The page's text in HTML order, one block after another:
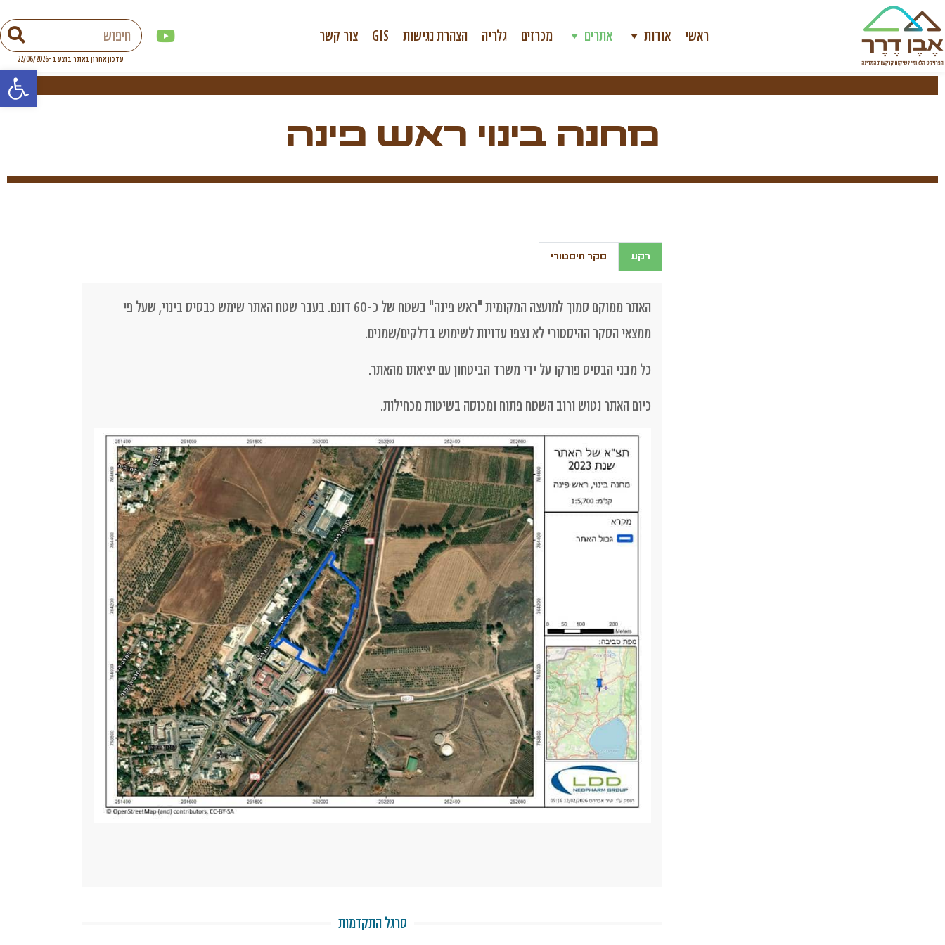
ראשי אודות אתרים מכרזים גלריה הצהרת נגישות GIS צור קשר
מחנה בינוי ראש פינה
רקע סקר היסטורי
האתר ממוקם סמוך למועצה המקומית "ראש פינה" בשטח של כ-60 דונם.
בעבר שטח האתר שימש כבסיס בינוי, שעל פי
ממצאי הסקר ההיסטורי לא נצפו עדויות לשימוש בדלקים/שמנים.
כל מבני הבסיס פורקו על ידי משרד הביטחון עם יציאתו מהאתר.
כיום האתר נטוש ורוב השטח פתוח ומכוסה בשיטות מכחילות.
סרגל התקדמות
פתח